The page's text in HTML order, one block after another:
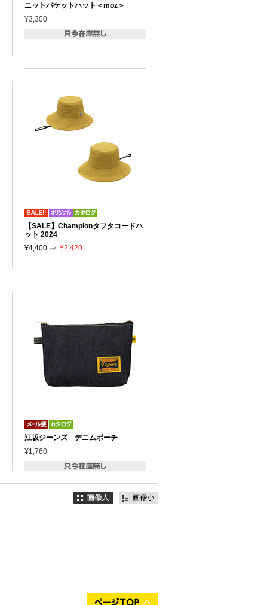
ニットバケットハット＜moz＞
¥3,300
【SALE】Championタフタコードハ
ット 2024
¥4,400 ⇒ ¥2,420
江坂ジーンズ デニムポーチ
¥1,760